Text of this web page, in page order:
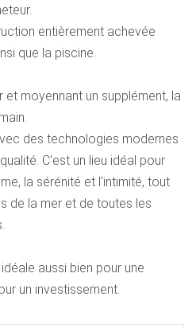
entièrement achevée
que la piscine.
moyennant un supplément, la
des technologies modernes
C'est un lieu idéal pour
la sérénité et l'intimité, tout
de la mer et de toutes les
aussi bien pour une
un investissement.